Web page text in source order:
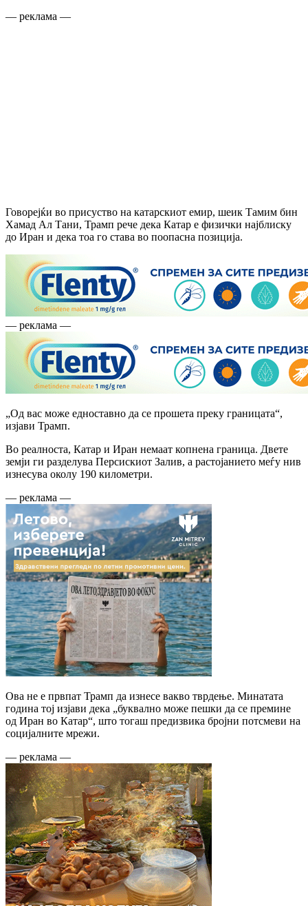
— реклама —
Говорејќи во присуство на катарскиот емир, шеик Тамим бин
Хамад Ал Тани, Трамп рече дека Катар е физички најблиску
до Иран и дека тоа го става во поопасна позиција.
— реклама —
„Од вас може едноставно да се прошета преку границата“,
изјави Трамп.
Во реалноста, Катар и Иран немаат копнена граница. Двете
земји ги разделува Персискиот Залив, а растојанието меѓу нив
изнесува околу 190 километри.
— реклама —
Ова не е првпат Трамп да изнесе вакво тврдење. Минатата
година тој изјави дека „буквално може пешки да се премине
од Иран во Катар“, што тогаш предизвика бројни потсмеви на
социјалните мрежи.
— реклама —